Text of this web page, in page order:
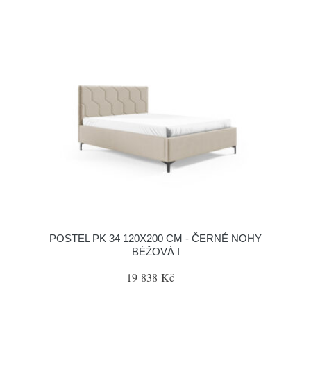
POSTEL PK 34 120X200 CM - ČERNÉ NOHY
BÉŽOVÁ I
19 838 Kč